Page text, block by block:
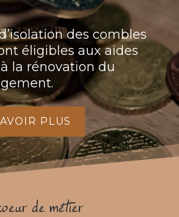
des combles
éligibles aux aides
la rénovation du
PLUS
de métier